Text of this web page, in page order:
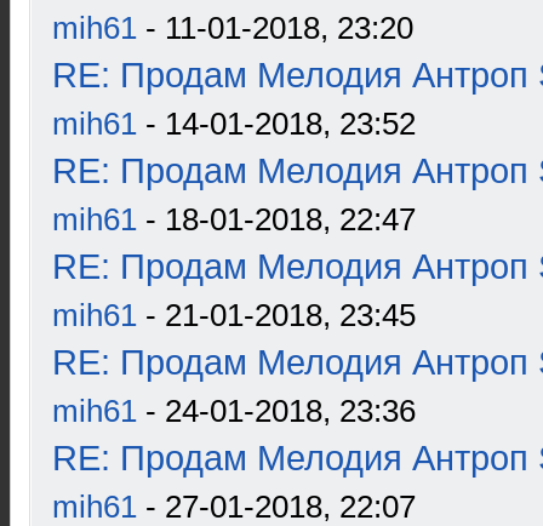
mih61 - 11-01-2018, 23:20
RE: Продам Мелодия Антроп
mih61 - 14-01-2018, 23:52
RE: Продам Мелодия Антроп
mih61 - 18-01-2018, 22:47
RE: Продам Мелодия Антроп
mih61 - 21-01-2018, 23:45
RE: Продам Мелодия Антроп
mih61 - 24-01-2018, 23:36
RE: Продам Мелодия Антроп
mih61 - 27-01-2018, 22:07